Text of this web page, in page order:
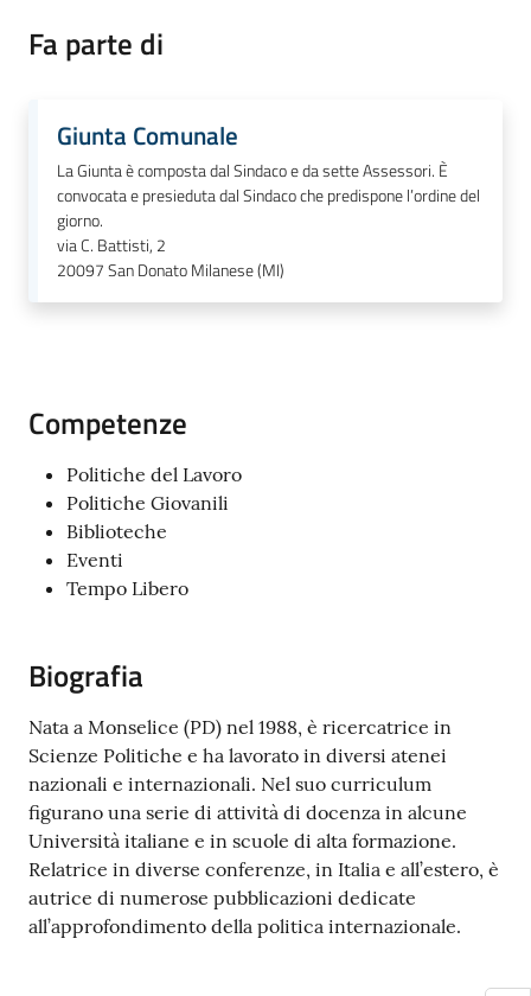
Fa parte di
Giunta Comunale
La Giunta è composta dal Sindaco e da sette Assessori. È
convocata e presieduta dal Sindaco che predispone l’ordine del
giorno.
via C. Battisti, 2
20097San Donato Milanese (MI)
Competenze
Politiche del Lavoro
Politiche Giovanili
Biblioteche
Eventi
Tempo Libero
Biografia
Nata a Monselice (PD) nel 1988, è ricercatrice in
Scienze Politiche e ha lavorato in diversi atenei
nazionali e internazionali. Nel suo curriculum
figurano una serie di attività di docenza in alcune
Università italiane e in scuole di alta formazione.
Relatrice in diverse conferenze, in Italia e all’estero, è
autrice di numerose pubblicazioni dedicate
all’approfondimento della politica internazionale.